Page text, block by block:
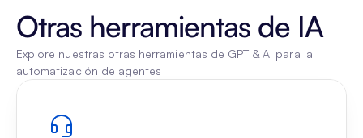
Otras herramientas de IA
Explore nuestras otras herramientas de GPT & AI para la
automatización de agentes